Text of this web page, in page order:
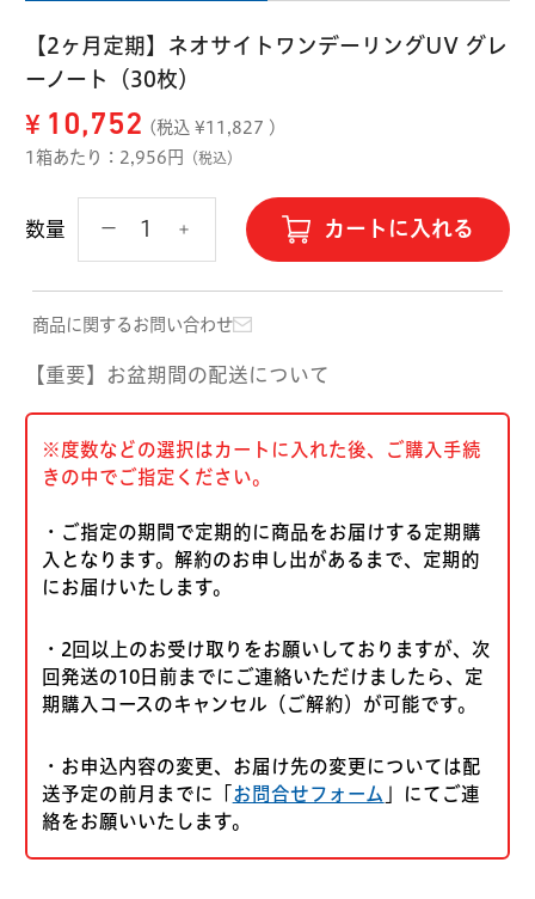
【2ヶ月定期】ネオサイトワンデーリングUV グレ
ーノート（30枚）
¥ 10,752 (税込 ¥11,827 )
1箱あたり：2,956円
（税込）
数量 カートに入れる
商品に関するお問い合わせ
【重要】お盆期間の配送について
※度数などの選択はカートに入れた後、ご購入手続
きの中でご指定ください。
・ご指定の期間で定期的に商品をお届けする定期購
入となります。解約のお申し出があるまで、定期的
にお届けいたします。
・2回以上のお受け取りをお願いしておりますが、次
回発送の10日前までにご連絡いただけましたら、定
期購入コースのキャンセル（ご解約）が可能です。
・お申込内容の変更、お届け先の変更については配
送予定の前月までに「お問合せフォーム 」にてご連
絡をお願いいたします。